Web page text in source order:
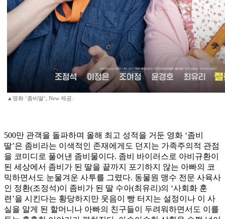
▲영화 ‘좀비딸’, New 제공.
500만 관객을 돌파하며 올해 최고 성적을 거둔 영화 ‘좀비
딸’은 좀비라는 이색적인 존재에게도 던지는 가족주의적 관점
을 코미디로 풀어낸 좀비물이다. 좀비 바이러스로 아비규환이
된 세상에서 좀비가 된 딸을 끝까지 포기하지 않는 아빠의 코
믹하면서도 눈물겨운 사투를 그렸다. 동물원 맹수 전문 사육사
인 정환(조정석)이 좀비가 된 딸 수아(최유리)의 ‘사회화 훈
련’을 시킨다는 황당하지만 웃음이 빵 터지는 설정이나 이 사
실을 알게 된 할머니나 아빠의 친구들이 두려워하면서도 이를